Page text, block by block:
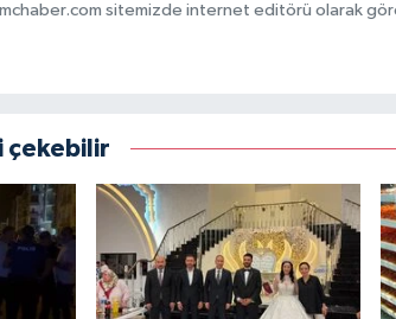
sitemizde internet editörü olarak
çekebilir